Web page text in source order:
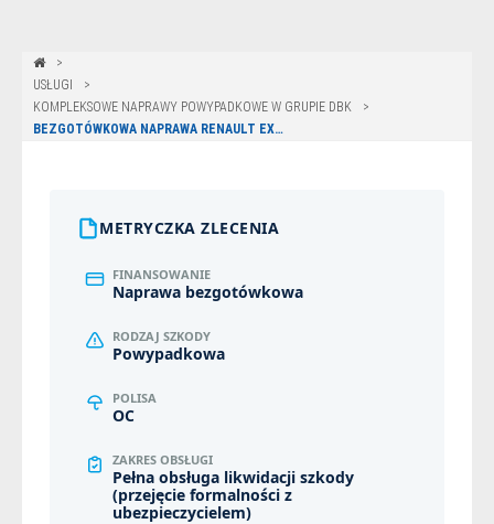
USŁUGI
KOMPLEKSOWE NAPRAWY POWYPADKOWE W GRUPIE DBK
BEZGOTÓWKOWA NAPRAWA RENAULT EXPRESS Z POLISY ERGO HESTIA W SUWAŁKACH
METRYCZKA ZLECENIA
FINANSOWANIE
Naprawa bezgotówkowa
RODZAJ SZKODY
Powypadkowa
POLISA
OC
ZAKRES OBSŁUGI
Pełna obsługa likwidacji szkody
(przejęcie formalności z
ubezpieczycielem)